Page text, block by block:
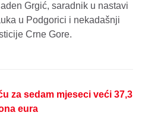
Grgić, saradnik u nastavi
u Podgorici i nekadašnji
Crne Gore.
za sedam mjeseci veći 37,3
eura